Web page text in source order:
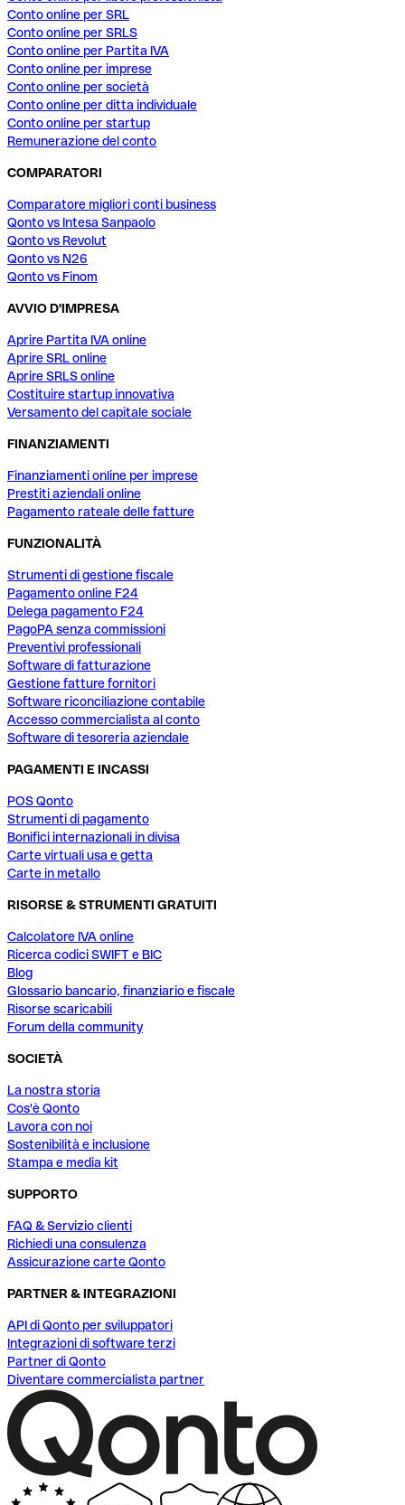
Conto online per SRL
Conto online per SRLS
Conto online per Partita IVA
Conto online per imprese
Conto online per società
Conto online per ditta individuale
Conto online per startup
Remunerazione del conto
COMPARATORI
Comparatore migliori conti business
Qonto vs Intesa Sanpaolo
Qonto vs Revolut
Qonto vs N26
Qonto vs Finom
AVVIO D'IMPRESA
Aprire Partita IVA online
Aprire SRL online
Aprire SRLS online
Costituire startup innovativa
Versamento del capitale sociale
FINANZIAMENTI
Finanziamenti online per imprese
Prestiti aziendali online
Pagamento rateale delle fatture
FUNZIONALITÀ
Strumenti di gestione fiscale
Pagamento online F24
Delega pagamento F24
PagoPA senza commissioni
Preventivi professionali
Software di fatturazione
Gestione fatture fornitori
Software riconciliazione contabile
Accesso commercialista al conto
Software di tesoreria aziendale
PAGAMENTI E INCASSI
POS Qonto
Strumenti di pagamento
Bonifici internazionali in divisa
Carte virtuali usa e getta
Carte in metallo
RISORSE & STRUMENTI GRATUITI
Calcolatore IVA online
Ricerca codici SWIFT e BIC
Blog
Glossario bancario, finanziario e fiscale
Risorse scaricabili
Forum della community
SOCIETÀ
La nostra storia
Cos'è Qonto
Lavora con noi
Sostenibilità e inclusione
Stampa e media kit
SUPPORTO
FAQ & Servizio clienti
Richiedi una consulenza
Assicurazione carte Qonto
PARTNER & INTEGRAZIONI
API di Qonto per sviluppatori
Integrazioni di software terzi
Partner di Qonto
Diventare commercialista partner